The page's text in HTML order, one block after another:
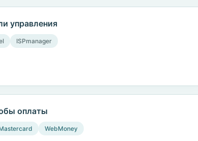
управления
ISPmanager
оплаты
WebMoney